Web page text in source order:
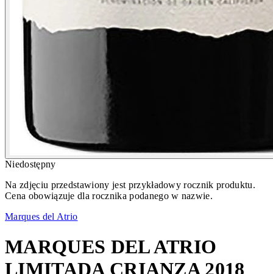
Niedostępny
Na zdjęciu przedstawiony jest przykładowy rocznik produktu.
Cena obowiązuje dla rocznika podanego w nazwie.
Marques del Atrio
MARQUES DEL ATRIO
LIMITADA CRIANZA 2018